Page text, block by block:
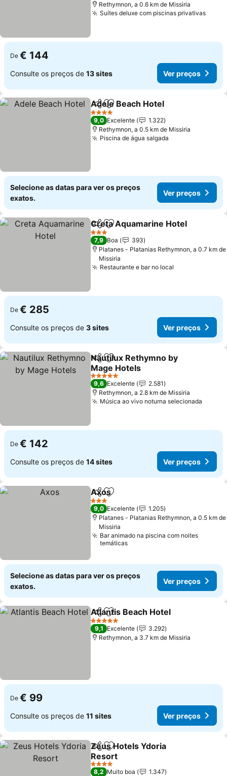
Rethymnon, a 0.6 km de Missiria
Suítes deluxe com piscinas privativasVer
De € 144
Consulte os preços de 13 sites Ver preços
PartilharAdicionar aos favoritos
Adele Beach Hotel
4 Estrelas
9,0 Excelente
1.322
Rethymnon, a 0.5 km de Missiria
Piscina de água salgada
Selecione as datas para ver os preços
exatos.
Ver preços
PartilharAdicionar aos favoritos
Creta Aquamarine Hotel
3 Estrelas
7,9 Boa
393
Platanes - Platanias Rethymnon, a 0.7 km de
Missiria
Restaurante e bar no local
De € 285
Consulte os preços de 3 sites Ver preços
PartilharAdicionar aos favoritos
Nautilux Rethymno by
Mage Hotels
Ver preços
5 Estrelas
9,6 Excelente
2.581
Rethymnon, a 2.8 km de Missiria
Música ao vivo noturna selecionada
De € 142
Consulte os preços de 14 sites Ver preços
PartilharAdicionar aos favoritos
Axos
3 Estrelas
9,0 Excelente
1.205
Platanes - Platanias Rethymnon, a 0.5 km de
Missiria
Bar animado na piscina com noites
temáticas
Selecione as datas para ver os preços
exatos.
Ver preços
PartilharAdicionar aos favoritos
Atlantis Beach Hotel
5 Estrelas
9,1 Excelente
3.292
Rethymnon, a 3.7 km de Missiria
De € 99
Consulte os preços de 11 sites Ver preços
PartilharAdicionar aos favoritos
Zeus Hotels Ydoria
Resort
Ver preços
4 Estrelas
8,2 Muito boa
1.347